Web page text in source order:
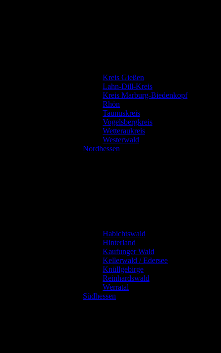
Kreis Gießen
Lahn-Dill-Kreis
Kreis Marburg-Biedenkopf
Rhön
Taunuskreis
Vogelsbergkreis
Wetteraukreis
Westerwald
Nordhessen
Habichtswald
Hinterland
Kaufunger Wald
Kellerwald / Edersee
Knüllgebirge
Reinhardswald
Werratal
Südhessen